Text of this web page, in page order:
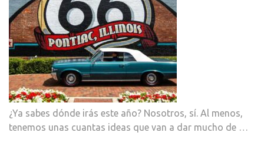
¿Ya sabes dónde irás este año? Nosotros, sí. Al menos,
tenemos unas cuantas ideas que van a dar mucho de …